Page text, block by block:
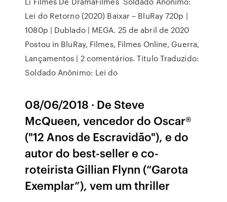
Lei do Retorno (2020) Baixar – BluRay 720p |
1080p | Dublado | MEGA. 25 de abril de 2020
Postou in BluRay, Filmes, Filmes Online, Guerra,
Lançamentos | 2 comentários. Titulo Traduzido:
Soldado Anônimo: Lei do
08/06/2018 · De Steve
McQueen, vencedor do Oscar®
("12 Anos de Escravidão"), e do
autor do best-seller e co-
roteirista Gillian Flynn (“Garota
Exemplar”), vem um thriller